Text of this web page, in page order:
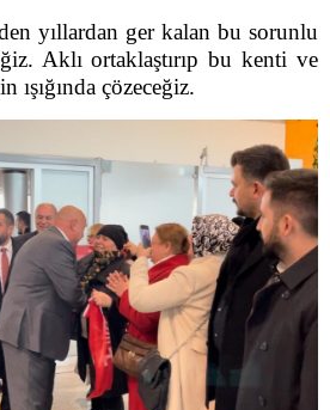
yıllardan ger kalan bu sorunlu
Aklı ortaklaştırıp bu kenti ve
ışığında çözeceğiz.